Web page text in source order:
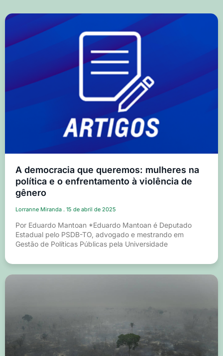
A democracia que queremos: mulheres na
política e o enfrentamento à violência de
gênero
Lorranne Miranda 15 de abril de 2025
Por Eduardo Mantoan *Eduardo Mantoan é Deputado
Estadual pelo PSDB-TO, advogado e mestrando em
Gestão de Políticas Públicas pela Universidade